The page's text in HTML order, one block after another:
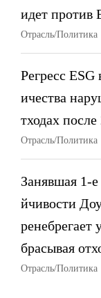
идет против
Отрасль/Политика
Регресс
ичества
тходах после
Отрасль/Политика
Занявшая 1-
йчивости
ренебрегает
брасывая
Отрасль/Политика